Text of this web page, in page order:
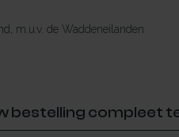
m.u.v. de Waddeneilanden
bestelling compleet